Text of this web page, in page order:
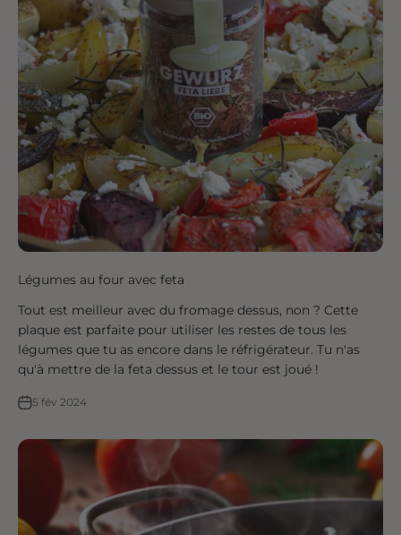
Légumes au four avec feta
Tout est meilleur avec du fromage dessus, non ? Cette
plaque est parfaite pour utiliser les restes de tous les
légumes que tu as encore dans le réfrigérateur. Tu n'as
qu'à mettre de la feta dessus et le tour est joué !
5 fév 2024